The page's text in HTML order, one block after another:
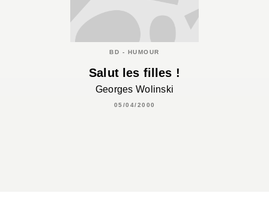
BD - HUMOUR
Salut les filles !
Georges Wolinski
05/04/2000